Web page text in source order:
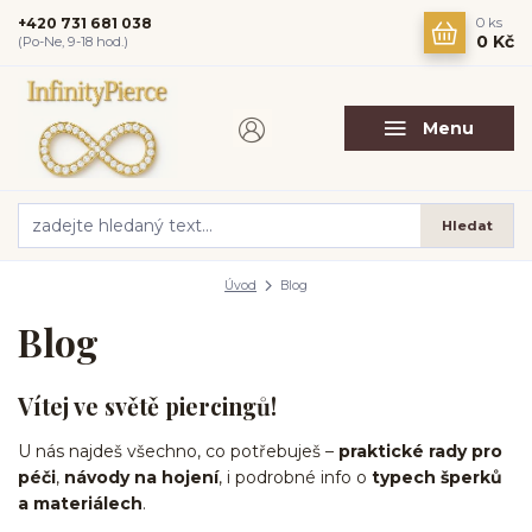
Menu
Hledat
+420 731 681 038
(Po-Ne, 9-18 hod.)
0 ks
0 Kč
Úvod Blog
Blog
Vítej ve světě piercingů!
U nás najdeš všechno, co potřebuješ – praktické rady pro
péči, návody na hojení, i podrobné info o typech šperků
a materiálech.